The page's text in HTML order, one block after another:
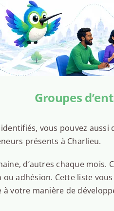
Groupes
vous pouvez aussi
présents à Charlieu.
d’autres chaque mois.
adhésion. Cette liste
votre manière de